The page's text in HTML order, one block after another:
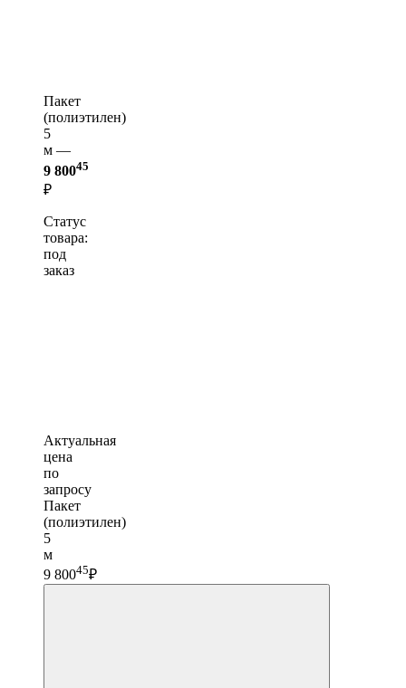
Пакет
(полиэтилен)
5
м —
9 80045
₽
Статус
товара:
под
заказ
Актуальная
цена
по
запросу
Пакет
(полиэтилен)
5
м
9 80045₽